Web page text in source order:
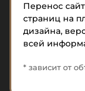
Перенос
страниц на
дизайна,
всей
* зависит от